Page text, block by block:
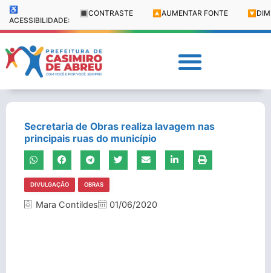
♿
ACESSIBILIDADE:
🔳 CONTRASTE 🔼 AUMENTAR FONTE 🔽
Secretaria de Obras realiza lavagem nas
principais ruas do município
DIVULGAÇÃO OBRAS
Mara Contildes 01/06/2020